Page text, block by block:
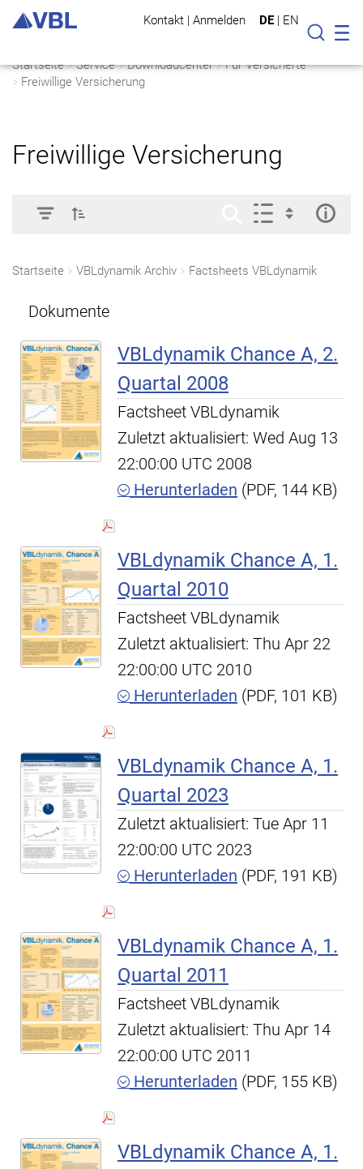
Kontakt | Anmelden DE | EN
Suche
Startseite Service Downloadcenter
Für Versicherte
Freiwillige Versicherung
Freiwillige Versicherung
Startseite VBLdynamik Archiv Factsheets VBLdynamik
Dokumente
VBLdynamik Chance A, 2.
Quartal 2008
Factsheet VBLdynamik
Zuletzt aktualisiert: Wed Aug 13
22:00:00 UTC 2008
Herunterladen (PDF, 144 KB)
VBLdynamik Chance A, 1.
Quartal 2010
Factsheet VBLdynamik
Zuletzt aktualisiert: Thu Apr 22
22:00:00 UTC 2010
Herunterladen (PDF, 101 KB)
VBLdynamik Chance A, 1.
Quartal 2023
Zuletzt aktualisiert: Tue Apr 11
22:00:00 UTC 2023
Herunterladen (PDF, 191 KB)
VBLdynamik Chance A, 1.
Quartal 2011
Factsheet VBLdynamik
Zuletzt aktualisiert: Thu Apr 14
22:00:00 UTC 2011
Herunterladen (PDF, 155 KB)
VBLdynamik Chance A, 1.